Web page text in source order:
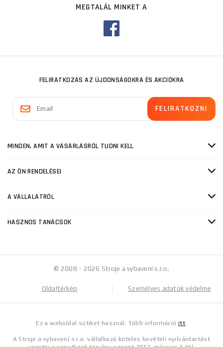
MEGTALÁL MINKET A
FELIRATKOZÁS AZ ÚJDONSÁGOKRA ÉS AKCIÓKRA
MINDEN, AMIT A VÁSÁRLÁSRÓL TUDNI KELL
AZ ÖN RENDELÉSEI
A VÁLLALATRÓL
HASZNOS TANÁCSOK
© 2008 - 2026 Stroje a vybavení s.r.o.
Oldaltérkép Személyes adatok védelme
Ez a weboldal sütiket használ. Több információitt.
A Stroje a vybavení s.r.o. vállalkozó köteles bevételi nyilvántartást